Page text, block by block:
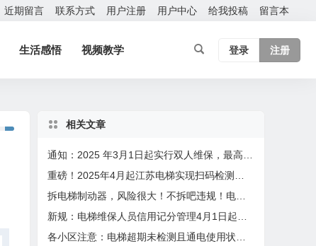
近期留言 联系方式 用户注册 用户中心 给我投稿 留言本
生活感悟 视频教学 登录 注册
相关文章